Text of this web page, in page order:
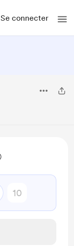
Se connecter